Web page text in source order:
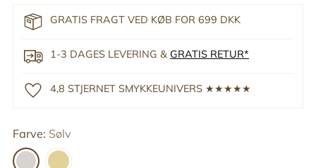
GRATIS FRAGT VED KØB FOR 699 DKK
1-3 DAGES LEVERING & GRATIS RETUR*
4,8 STJERNET SMYKKEUNIVERS ★★★★★
Farve: Sølv